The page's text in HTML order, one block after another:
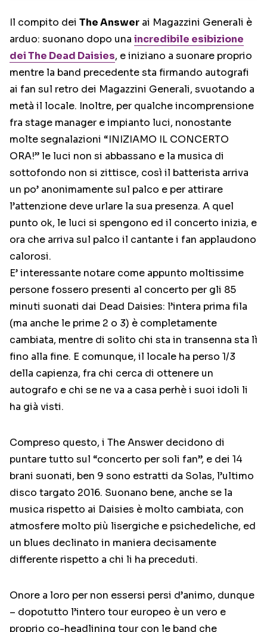
Il compito dei The Answer ai Magazzini Generali è
arduo: suonano dopo una incredibile esibizione
dei The Dead Daisies, e iniziano a suonare proprio
mentre la band precedente sta firmando autografi
ai fan sul retro dei Magazzini Generali, svuotando a
metà il locale. Inoltre, per qualche incomprensione
fra stage manager e impianto luci, nonostante
molte segnalazioni “INIZIAMO IL CONCERTO
ORA!” le luci non si abbassano e la musica di
sottofondo non si zittisce, così il batterista arriva
un po’ anonimamente sul palco e per attirare
l’attenzione deve urlare la sua presenza. A quel
punto ok, le luci si spengono ed il concerto inizia, e
ora che arriva sul palco il cantante i fan applaudono
calorosi.
E’ interessante notare come appunto moltissime
persone fossero presenti al concerto per gli 85
minuti suonati dai Dead Daisies: l’intera prima fila
(ma anche le prime 2 o 3) è completamente
cambiata, mentre di solito chi sta in transenna sta lì
fino alla fine. E comunque, il locale ha perso 1/3
della capienza, fra chi cerca di ottenere un
autografo e chi se ne va a casa perhè i suoi idoli li
ha già visti.
Compreso questo, i The Answer decidono di
puntare tutto sul “concerto per soli fan”, e dei 14
brani suonati, ben 9 sono estratti da Solas, l’ultimo
disco targato 2016. Suonano bene, anche se la
musica rispetto ai Daisies è molto cambiata, con
atmosfere molto più lisergiche e psichedeliche, ed
un blues declinato in maniera decisamente
differente rispetto a chi li ha preceduti.
Onore a loro per non essersi persi d’animo, dunque
– dopotutto l’intero tour europeo è un vero e
proprio co-headlining tour con le band che